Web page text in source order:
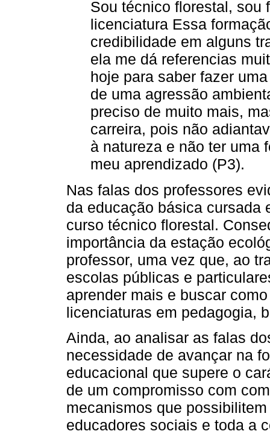
Sou técnico florestal, sou
licenciatura Essa
credibilidade em alguns
ela me dá referencias
hoje para saber fazer
de uma agressão
preciso de muito mais,
carreira, pois não
à natureza e não ter uma
meu aprendizado (P3).
Nas falas dos professores
da educação básica cursada
curso técnico florestal.
importância da estação
professor, uma vez que, ao
escolas públicas e
aprender mais e buscar
licenciaturas em pedagogia,
Ainda, ao analisar as falas
necessidade de avançar na
educacional que supere o
de um compromisso com
mecanismos que
educadores sociais e toda a